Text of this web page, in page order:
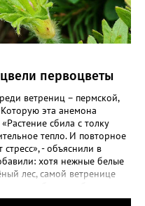
первоцветы
ветрениц – пермской,
Которую эта анемона
сбила с толку
тепло. И повторное
- объяснили в
хотя нежные белые
лес, самой ветренице